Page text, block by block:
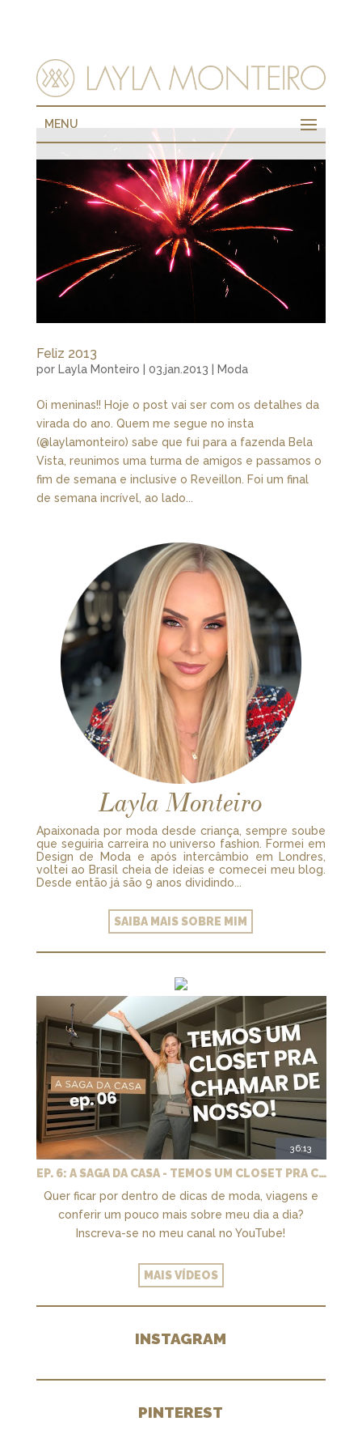
MENU
Feliz 2013
por Layla Monteiro 03.jan.2013 Moda
Oi meninas!! Hoje o post vai ser com os detalhes da
virada do ano. Quem me segue no insta
(@laylamonteiro) sabe que fui para a fazenda Bela
Vista, reunimos uma turma de amigos e passamos o
fim de semana e inclusive o Reveillon. Foi um final
de semana incrível, ao lado...
Layla Monteiro
Apaixonada por moda desde criança, sempre soube
que seguiria carreira no universo fashion. Formei em
Design de Moda e após intercâmbio em Londres,
voltei ao Brasil cheia de ideias e comecei meu blog.
Desde então já são 9 anos dividindo...
SAIBA MAIS SOBRE MIM
36:13
EP. 6: A SAGA DA CASA - TEMOS UM CLOSET PRA CHAMAR DE NOSSO + MARCENARIA E PAISAGISMO
Quer ficar por dentro de dicas de moda, viagens e
conferir um pouco mais sobre meu dia a dia?
Inscreva-se no meu canal no YouTube!
MAIS VÍDEOS
INSTAGRAM
PINTEREST